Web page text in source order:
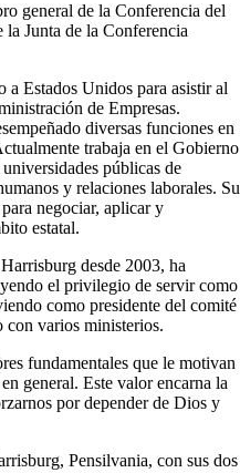
general de la Conferencia del
Junta de la Conferencia
Estados Unidos para asistir al
de Empresas.
diversas funciones en
trabaja en el Gobierno
públicas de
y relaciones laborales. Su
negociar, aplicar y
estatal.
desde 2003, ha
el privilegio de servir como
como presidente del comité
con varios ministerios.
fundamentales que le motivan
general. Este valor encarna la
por depender de Dios y
Pensilvania, con sus dos